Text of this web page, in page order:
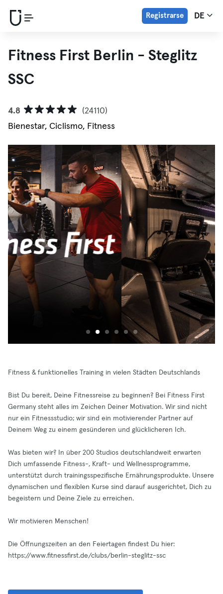
Registrarse DE
Fitness First Berlin - Steglitz
SSC
4.8
(24110)
Bienestar, Ciclismo, Fitness
Fitness & funktionelles Training in vielen Städten Deutschlands
Bist Du bereit, Deine Fitnessreise zu beginnen? Bei Fitness First
Germany steht alles im Zeichen Deiner Motivation. Wir sind nicht
nur ein Fitnessstudio; wir sind ein motivierender Partner auf
Deinem Weg zu einem gesünderen und glücklicheren Ich.
Was bieten wir? In über 200 Studios deutschlandweit erwarten
Dich umfassende Fitness-, Kraft- und Wellnessprogramme,
unterstützt durch trainingsspezifische Ernährungsprodukte. Unsere
dynamischen und flexiblen Kurse sind darauf ausgerichtet, Dich zu
begeistern und Deine Ziele zu erreichen.
Wir motivieren Menschen!
Die Öffnungszeiten an den Feiertagen findest Du hier:
https://www.fitnessfirst.de/clubs/berlin-steglitz-ssc